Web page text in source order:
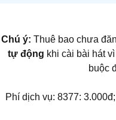
Chú ý: Thuê bao chưa
tự động khi cài bài hát
buộc
Phí dịch vụ: 8377: